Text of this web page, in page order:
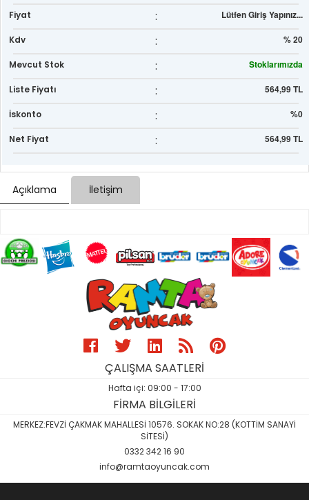
Fiyat : Lütfen Giriş Yapınız...
Kdv : % 20
Mevcut Stok : Stoklarımızda
Liste Fiyatı : 564,99 TL
İskonto : %0
Net Fiyat : 564,99 TL
Açıklama İletişim
ÇALIŞMA SAATLERİ
Hafta içi: 09:00 - 17:00
FİRMA BİLGİLERİ
MERKEZ:FEVZİ ÇAKMAK MAHALLESİ 10576. SOKAK NO:28 (KOTTİM SANAYİ
SİTESİ)
0332 342 16 90
info@ramtaoyuncak.com